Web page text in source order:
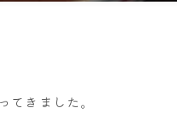
きました。